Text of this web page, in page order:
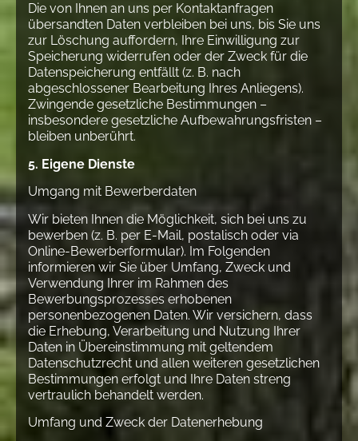
Die von Ihnen an uns per Kontaktanfragen
übersandten Daten verbleiben bei uns, bis Sie uns
zur Löschung auffordern, Ihre Einwilligung zur
Speicherung widerrufen oder der Zweck für die
Datenspeicherung entfällt (z. B. nach
abgeschlossener Bearbeitung Ihres Anliegens).
Zwingende gesetzliche Bestimmungen –
insbesondere gesetzliche Aufbewahrungsfristen –
bleiben unberührt.
5. Eigene Dienste
Umgang mit Bewerberdaten
Wir bieten Ihnen die Möglichkeit, sich bei uns zu
bewerben (z. B. per E-Mail, postalisch oder via
Online-Bewerberformular). Im Folgenden
informieren wir Sie über Umfang, Zweck und
Verwendung Ihrer im Rahmen des
Bewerbungsprozesses erhobenen
personenbezogenen Daten. Wir versichern, dass
die Erhebung, Verarbeitung und Nutzung Ihrer
Daten in Übereinstimmung mit geltendem
Datenschutzrecht und allen weiteren gesetzlichen
Bestimmungen erfolgt und Ihre Daten streng
vertraulich behandelt werden.
Umfang und Zweck der Datenerhebung